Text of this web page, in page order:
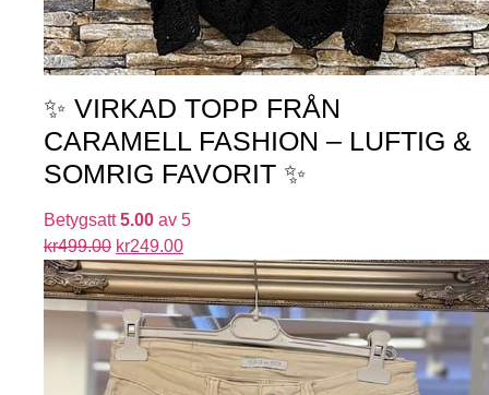
✨ VIRKAD TOPP FRÅN
CARAMELL FASHION – LUFTIG &
SOMRIG FAVORIT ✨
Betygsatt5.00 av 5
kr499.00 kr249.00